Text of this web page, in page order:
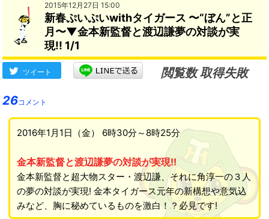
2015年12月27日 15:00
新春ぷいぷいwithタイガース 〜“ぼん”と正
月〜▼金本新監督と渡辺謙夢の対談が実
現!! 1/1
ツイート
閲覧数 取得失敗
26コメント
2016年1月1日（金） 6時30分～8時25分
金本新監督と渡辺謙夢の対談が実現!!
金本新監督と超大物スター・渡辺謙、それに角淳一の３人
の夢の対談が実現! 金本タイガース元年の新構想や意気込
みなど、胸に秘めているものを激白！？必見です!